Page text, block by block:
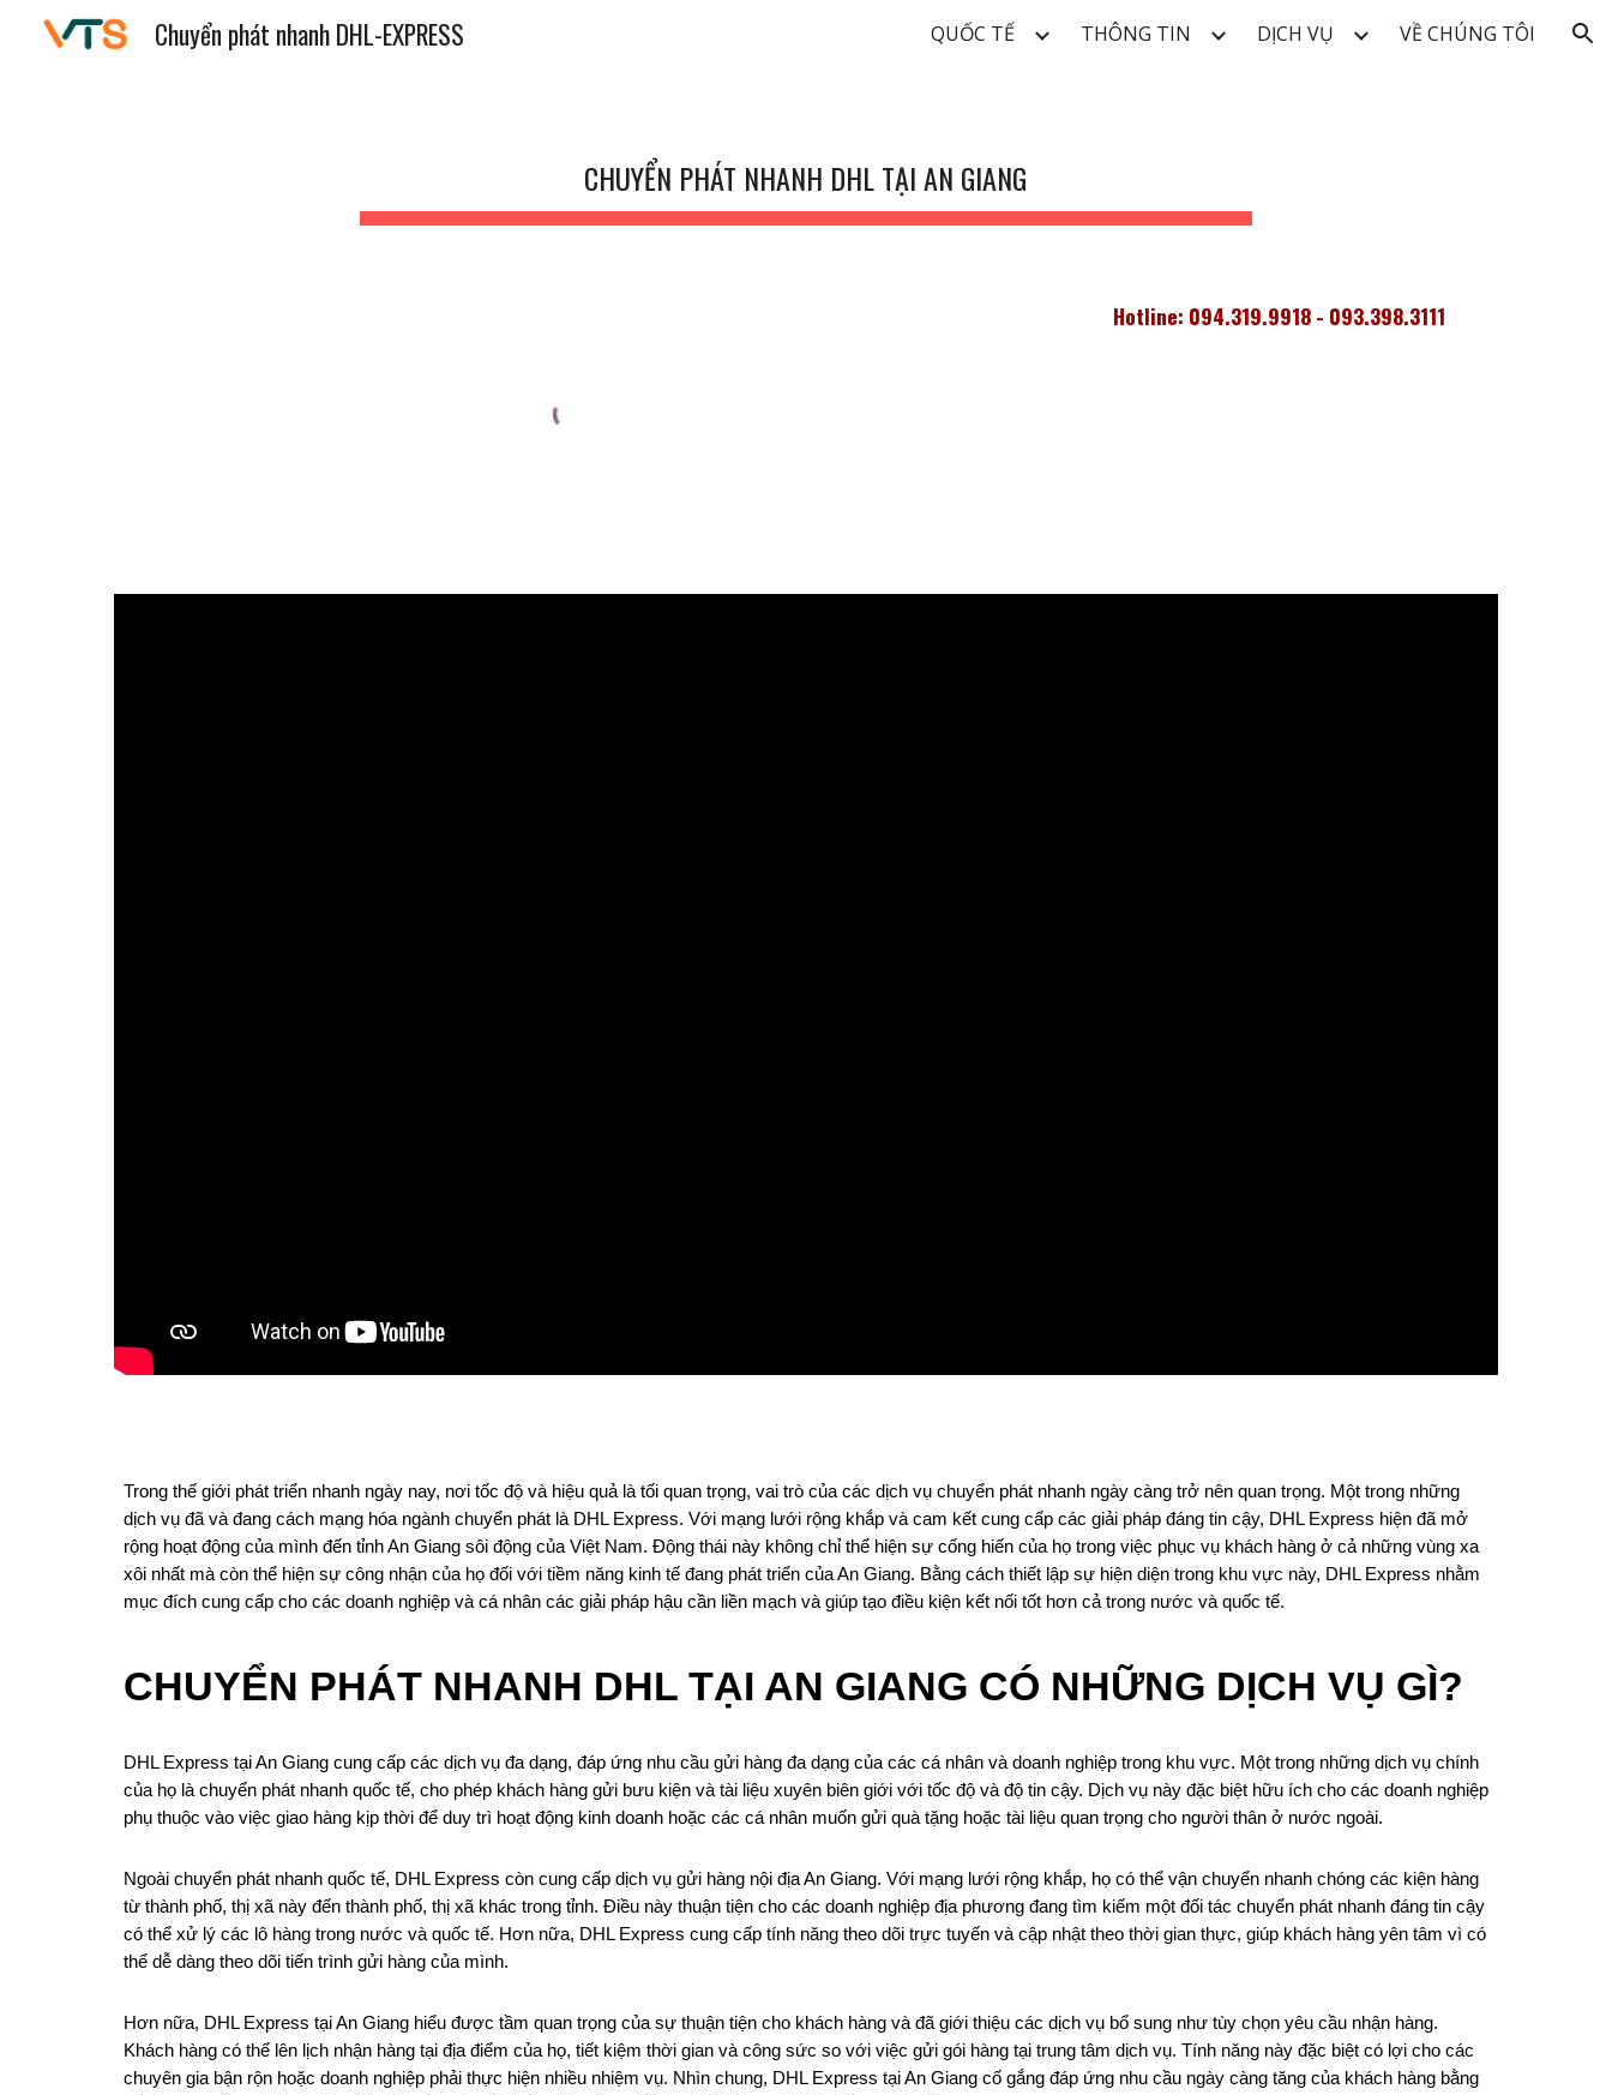
Skip to navigation
Chuyển phát nhanh DHL-EXPRESS QUỐC TẾ THÔNG TIN DỊCH VỤ VỀ CHÚNG TÔI
CHUYỂN PHÁT NHANH DHL TẠI AN GIANG
Hotline: 094.319.9918 - 093.398.3111
Trong thế giới phát triển nhanh ngày nay, nơi tốc độ và hiệu quả là tối quan trọng, vai trò của các dịch vụ chuyển phát nhanh ngày càng trở nên quan trọng. Một trong những
dịch vụ đã và đang cách mạng hóa ngành chuyển phát là DHL Express. Với mạng lưới rộng khắp và cam kết cung cấp các giải pháp đáng tin cậy, DHL Express hiện đã mở
rộng hoạt động của mình đến tỉnh An Giang sôi động của Việt Nam. Động thái này không chỉ thể hiện sự cống hiến của họ trong việc phục vụ khách hàng ở cả những vùng xa
xôi nhất mà còn thể hiện sự công nhận của họ đối với tiềm năng kinh tế đang phát triển của An Giang. Bằng cách thiết lập sự hiện diện trong khu vực này, DHL Express nhằm
mục đích cung cấp cho các doanh nghiệp và cá nhân các giải pháp hậu cần liền mạch và giúp tạo điều kiện kết nối tốt hơn cả trong nước và quốc tế.
CHUYỂN PHÁT NHANH DHL TẠI AN GIANG CÓ NHỮNG DỊCH VỤ GÌ?
DHL Express tại An Giang cung cấp các dịch vụ đa dạng, đáp ứng nhu cầu gửi hàng đa dạng của các cá nhân và doanh nghiệp trong khu vực. Một trong những dịch vụ chính
của họ là chuyển phát nhanh quốc tế, cho phép khách hàng gửi bưu kiện và tài liệu xuyên biên giới với tốc độ và độ tin cậy. Dịch vụ này đặc biệt hữu ích cho các doanh nghiệp
phụ thuộc vào việc giao hàng kịp thời để duy trì hoạt động kinh doanh hoặc các cá nhân muốn gửi quà tặng hoặc tài liệu quan trọng cho người thân ở nước ngoài.
Ngoài chuyển phát nhanh quốc tế, DHL Express còn cung cấp dịch vụ gửi hàng nội địa An Giang. Với mạng lưới rộng khắp, họ có thể vận chuyển nhanh chóng các kiện hàng
từ thành phố, thị xã này đến thành phố, thị xã khác trong tỉnh. Điều này thuận tiện cho các doanh nghiệp địa phương đang tìm kiếm một đối tác chuyển phát nhanh đáng tin cậy
có thể xử lý các lô hàng trong nước và quốc tế. Hơn nữa, DHL Express cung cấp tính năng theo dõi trực tuyến và cập nhật theo thời gian thực, giúp khách hàng yên tâm vì có
thể dễ dàng theo dõi tiến trình gửi hàng của mình.
Hơn nữa, DHL Express tại An Giang hiểu được tầm quan trọng của sự thuận tiện cho khách hàng và đã giới thiệu các dịch vụ bổ sung như tùy chọn yêu cầu nhận hàng.
Khách hàng có thể lên lịch nhận hàng tại địa điểm của họ, tiết kiệm thời gian và công sức so với việc gửi gói hàng tại trung tâm dịch vụ. Tính năng này đặc biệt có lợi cho các
chuyên gia bận rộn hoặc doanh nghiệp phải thực hiện nhiều nhiệm vụ. Nhìn chung, DHL Express tại An Giang cố gắng đáp ứng nhu cầu ngày càng tăng của khách hàng bằng